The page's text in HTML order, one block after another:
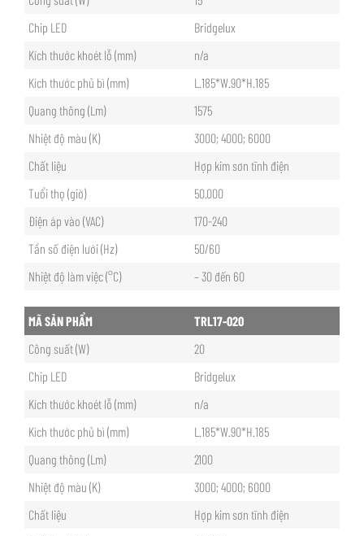
Chip LED
Bridgelux
Kích thước khoét lỗ (mm)
n/a
Kích thước phủ bì (mm)
L.185*W.90*H.185
Quang thông (Lm)
1575
Nhiệt độ màu (K)
3000; 4000; 6000
Chất liệu
Hợp kim sơn tĩnh điện
Tuổi thọ (giờ)
50.000
Điện áp vào (VAC)
170-240
Tần số điện lưới (Hz)
50/60
Nhiệt độ làm việc (°C)
– 30 đến 60
MÃ SẢN PHẨM
TRL17-020
Công suất (W)
20
Chip LED
Bridgelux
Kích thước khoét lỗ (mm)
n/a
Kích thước phủ bì (mm)
L.185*W.90*H.185
Quang thông (Lm)
2100
Nhiệt độ màu (K)
3000; 4000; 6000
Chất liệu
Hợp kim sơn tĩnh điện